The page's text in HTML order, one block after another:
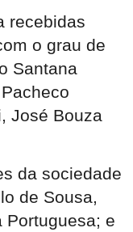
recebidas
o grau de
Santana
José Bouza
da sociedade
de Sousa,
Portuguesa; e